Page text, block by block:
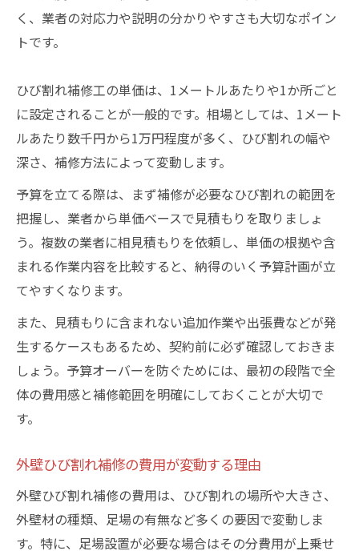
く、業者の対応力や説明の分かりやすさも大切なポイン
トです。
ひび割れ補修工の単価は、1メートルあたりや1か所ごと
に設定されることが一般的です。相場としては、1メート
ルあたり数千円から1万円程度が多く、ひび割れの幅や
深さ、補修方法によって変動します。
予算を立てる際は、まず補修が必要なひび割れの範囲を
把握し、業者から単価ベースで見積もりを取りましょ
う。複数の業者に相見積もりを依頼し、単価の根拠や含
まれる作業内容を比較すると、納得のいく予算計画が立
てやすくなります。
また、見積もりに含まれない追加作業や出張費などが発
生するケースもあるため、契約前に必ず確認しておきま
しょう。予算オーバーを防ぐためには、最初の段階で全
体の費用感と補修範囲を明確にしておくことが大切で
す。
外壁ひび割れ補修の費用が変動する理由
外壁ひび割れ補修の費用は、ひび割れの場所や大きさ、
外壁材の種類、足場の有無など多くの要因で変動しま
す。特に、足場設置が必要な場合はその分費用が上乗せ